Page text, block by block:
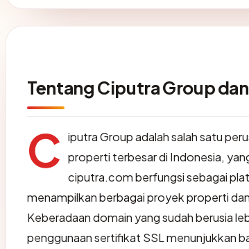
Tentang Ciputra Group
C iputra Group adalah salah satu
properti terbesar di Indonesia,
ciputra.com berfungsi sebagai
menampilkan berbagai proyek properti
Keberadaan domain yang sudah berusia
penggunaan sertifikat SSL menunjukkan